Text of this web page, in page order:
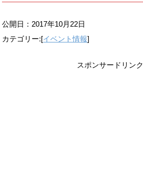
公開日： 2017年10月22日
カテゴリー:[イベント情報]
スポンサードリンク